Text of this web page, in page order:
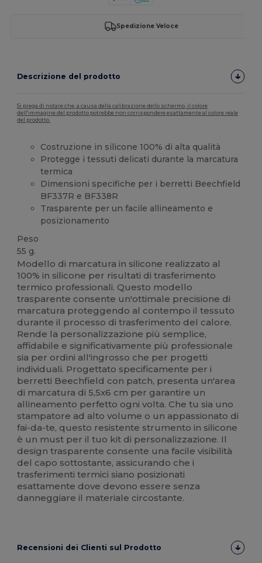
Spedizione Veloce
Descrizione del prodotto
Si prega di notare che, a causa della calibrazione dello schermo, il colore
dell'immagine del prodotto potrebbe non corrispondere esattamente al colore reale
del prodotto.
Costruzione in silicone 100% di alta qualità
Protegge i tessuti delicati durante la marcatura
termica
Dimensioni specifiche per i berretti Beechfield
BF337R e BF338R
Trasparente per un facile allineamento e
posizionamento
Peso
55 g.
Modello di marcatura in silicone realizzato al
100% in silicone per risultati di trasferimento
termico professionali. Questo modello
trasparente consente un'ottimale precisione di
marcatura proteggendo al contempo il tessuto
durante il processo di trasferimento del calore.
Rende la personalizzazione più semplice,
affidabile e significativamente più professionale
sia per ordini all'ingrosso che per progetti
individuali. Progettato specificamente per i
berretti Beechfield con patch, presenta un'area
di marcatura di 5,5x6 cm per garantire un
allineamento perfetto ogni volta. Che tu sia uno
stampatore ad alto volume o un appassionato di
fai-da-te, questo resistente strumento in silicone
è un must per il tuo kit di personalizzazione. Il
design trasparente consente una facile visibilità
del capo sottostante, assicurando che i
trasferimenti termici siano posizionati
esattamente dove devono essere senza
danneggiare il materiale circostante.
Recensioni dei Clienti sul Prodotto